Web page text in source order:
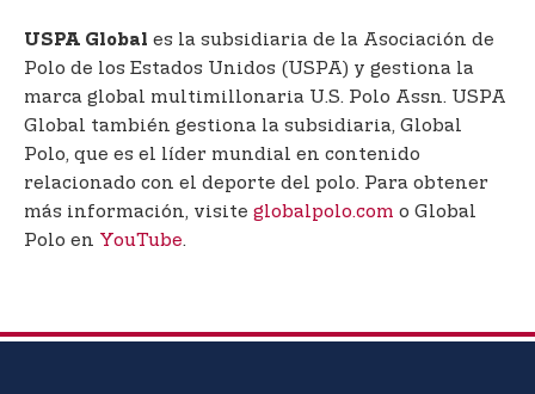
USPA Global es la subsidiaria de la Asociación de
Polo de los Estados Unidos (USPA) y gestiona la
marca global multimillonaria U.S. Polo Assn. USPA
Global también gestiona la subsidiaria, Global
Polo, que es el líder mundial en contenido
relacionado con el deporte del polo. Para obtener
más información, visite globalpolo.com o Global
Polo en YouTube.